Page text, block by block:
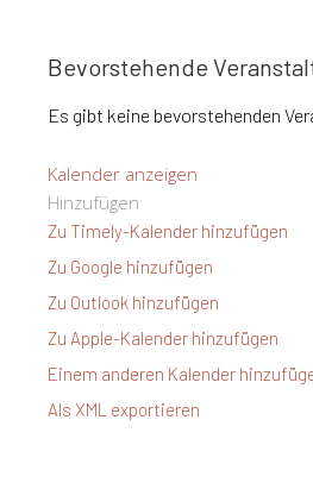
Bevorstehende
Es gibt keine bevorstehenden
Kalender anzeigen
Hinzufügen
Zu Timely-Kalender hinzufügen
Zu Google hinzufügen
Zu Outlook hinzufügen
Zu Apple-Kalender hinzufügen
Einem anderen Kalender
Als XML exportieren